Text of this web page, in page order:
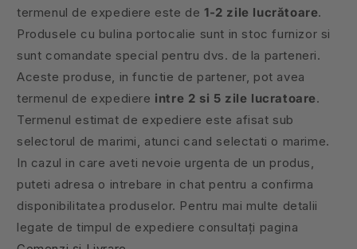
termenul de expediere este de1-2 zile lucrătoare.
Produsele cu bulina portocalie sunt in stoc furnizor si
sunt comandate special pentru dvs. de la parteneri.
Aceste produse, in functie de partener, pot avea
termenul de expediere intre 2 si 5 zile lucratoare.
Termenul estimat de expediere este afisat sub
selectorul de marimi, atunci cand selectati o marime.
In cazul in care aveti nevoie urgenta de un produs,
puteti adresa o intrebare in chat pentru a confirma
disponibilitatea produselor. Pentru mai multe detalii
legate de timpul de expediere consultați pagina